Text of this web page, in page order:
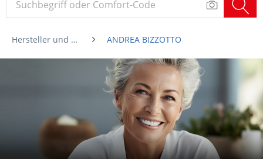
Hersteller und Marken von A-Z ANDREA BIZZOTTO